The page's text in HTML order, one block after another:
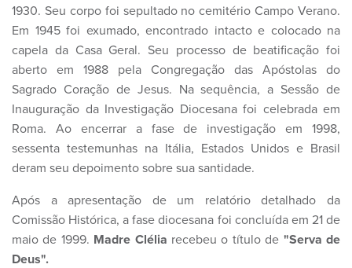
1930. Seu corpo foi sepultado no cemitério Campo Verano.
Em 1945 foi exumado, encontrado intacto e colocado na
capela da Casa Geral. Seu processo de beatificação foi
aberto em 1988 pela Congregação das Apóstolas do
Sagrado Coração de Jesus. Na sequência, a Sessão de
Inauguração da Investigação Diocesana foi celebrada em
Roma. Ao encerrar a fase de investigação em 1998,
sessenta testemunhas na Itália, Estados Unidos e Brasil
deram seu depoimento sobre sua santidade.
Após a apresentação de um relatório detalhado da
Comissão Histórica, a fase diocesana foi concluída em 21 de
maio de 1999. Madre Clélia recebeu o título de "Serva de
Deus".